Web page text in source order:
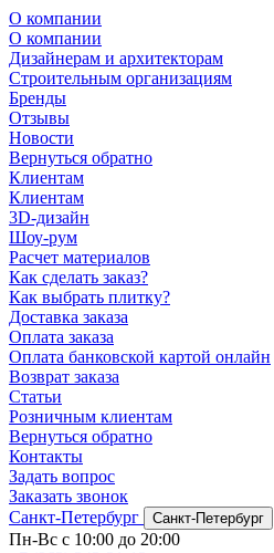
О компании
О компании
Дизайнерам и архитекторам
Строительным организациям
Бренды
Отзывы
Новости
Вернуться обратно
Клиентам
Клиентам
3D-дизайн
Шоу-рум
Расчет материалов
Как сделать заказ?
Как выбрать плитку?
Доставка заказа
Оплата заказа
Оплата банковской картой онлайн
Возврат заказа
Статьи
Розничным клиентам
Вернуться обратно
Контакты
Задать вопрос
Заказать звонок
Санкт-Петербург
Санкт-Петербург
Пн-Вс с 10:00 до 20:00